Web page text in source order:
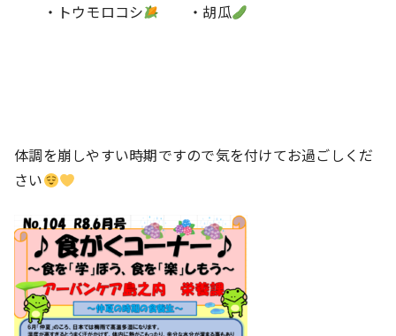
・トウモロコシ
・胡瓜
体調を崩しやすい時期ですので気を付けてお過ごしくだ
さい